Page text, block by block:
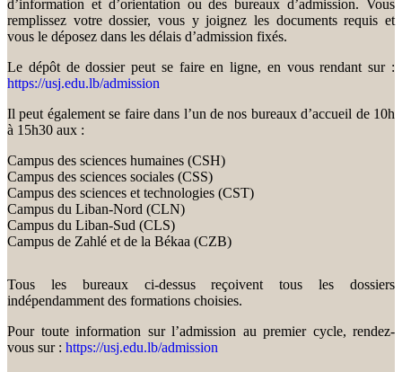
d’information et d’orientation ou des bureaux d’admission. Vous
remplissez votre dossier, vous y joignez les documents requis et
vous le déposez dans les délais d’admission fixés.
Le dépôt de dossier peut se faire en ligne, en vous rendant sur :
https://usj.edu.lb/admission
Il peut également se faire dans l’un de nos bureaux d’accueil de 10h
à 15h30 aux :
Campus des sciences humaines (CSH)
Campus des sciences sociales (CSS)
Campus des sciences et technologies (CST)
Campus du Liban-Nord (CLN)
Campus du Liban-Sud (CLS)
Campus de Zahlé et de la Békaa (CZB)
Tous les bureaux ci-dessus reçoivent tous les dossiers
indépendamment des formations choisies.
Pour toute information sur l’admission au premier cycle, rendez-
vous sur : https://usj.edu.lb/admission